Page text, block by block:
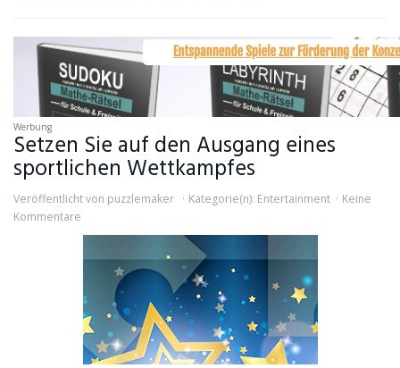
Werbung
Setzen Sie auf den Ausgang eines
sportlichen Wettkampfes
Veröffentlicht von puzzlemaker Kategorie(n): Entertainment
Keine
Kommentare